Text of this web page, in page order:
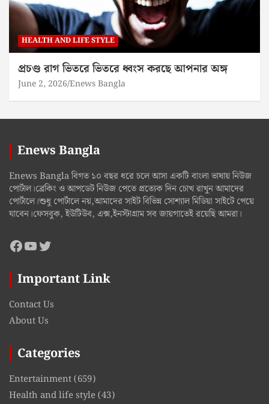
HEALTH AND LIFE STYLE
প্রচণ্ড রাগ ভিতরে ভিতরে ধ্বংস করছে আপনার অঙ্গ
June 2, 2026 Enews Bangla
Enews Bangla
Enews Bangla বিগত ১০ বছর ধরে চলে আসা একটি বাংলা ভাষায় নিউজ
পোর্টাল।ব্রেকিং ও আপডেট নিউজ পেতে প্রত্যেক দিন চোখ রাখুন আমাদের
পোর্টালে।শুধু পোর্টালে নয়,আমাদের সাইট বিভিন্ন সোশ্যাল মিডিয়া সাইটে পেয়ে
যাবেন।ফেসবুক, ইউটিউব, এক্স,ইনস্টাগ্রাম সব জায়গাতেই রয়েছি আমরা।
Facebook
YouTube
Twitter
Important Link
Contact Us
About Us
Categories
Entertainment(659)
Health and life style(43)